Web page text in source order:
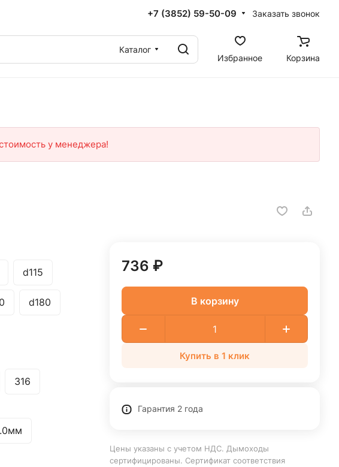
+7 (3852) 59-50-09 Заказать звонок
Каталог
Избранное
Корзина
у менеджера!
d115
d180
316
736 ₽
В корзину
Купить в 1 клик
Гарантия 2 года
Цены указаны с учетом НДС. Дымоходы
сертифицированы. Сертификат соответствия